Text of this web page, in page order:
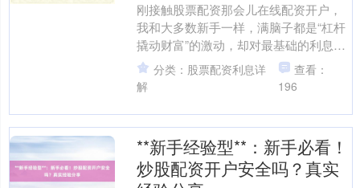
刚接触股票配资那会儿在线配资开户，
我和大多数新手一样，满脑子都是“杠杆
撬动财富”的激动，却对最基础的利息计
算和平台选择一头雾水。记得第一次在
论坛看到有人晒出“1....
分类：股票配资利息详
解
查看：
196
**新手经验型**：新手必看！
炒股配资开户安全吗？真实